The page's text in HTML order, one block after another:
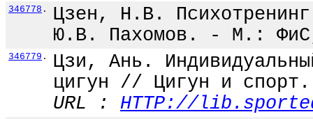
346778 .
Цзен, Н.В.
Ю.В. Пахомов. - М.:
346779 .
Цзи, Ань.
цигун // Цигун и
URL : HTTP://